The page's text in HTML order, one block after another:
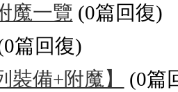
魔一覽 (0篇回復)
篇回復)
裝備+附魔】
(0篇